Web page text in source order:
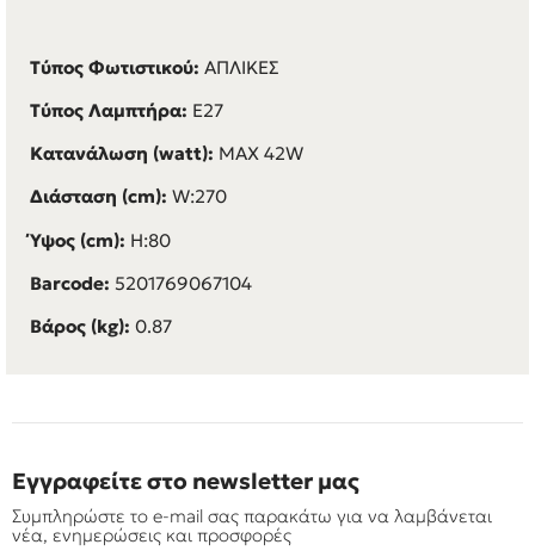
Τύπος Φωτιστικού: ΑΠΛΙΚΕΣ
Τύπος Λαμπτήρα: E27
Κατανάλωση (watt): MAX 42W
Διάσταση (cm): W:270
Ύψος (cm): H:80
Barcode: 5201769067104
Βάρος (kg): 0.87
Εγγραφείτε στο newsletter μας
Συμπληρώστε το e-mail σας παρακάτω για να λαμβάνεται
νέα, ενημερώσεις και προσφορές